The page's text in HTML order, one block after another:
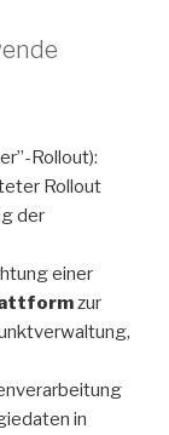
Rollout):
Rollout
der
einer
zur
in